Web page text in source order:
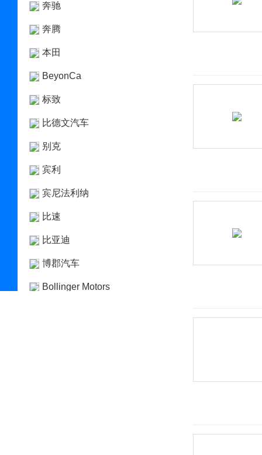
奔驰
奔腾
本田
BeyonCa
标致
比德文汽车
别克
宾利
宾尼法利纳
比速
比亚迪
博郡汽车
Bollinger Motors